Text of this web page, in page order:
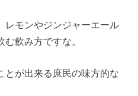
レモンやジンジャーエール
飲み方ですな。
とが出来る庶民の味方的な